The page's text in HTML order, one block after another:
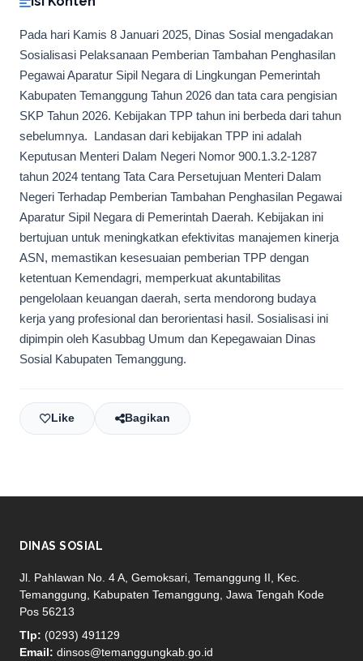
Pada hari Kamis 8 Januari 2025, Dinas Sosial mengadakan
Sosialisasi Pelaksanaan Pemberian Tambahan Penghasilan
Pegawai Aparatur Sipil Negara di Lingkungan Pemerintah
Kabupaten Temanggung Tahun 2026 dan tata cara pengisian
SKP Tahun 2026. Kebijakan TPP tahun ini berbeda dari tahun
sebelumnya. Landasan dari kebijakan TPP ini adalah
Keputusan Menteri Dalam Negeri Nomor 900.1.3.2-1287
tahun 2024 tentang Tata Cara Persetujuan Menteri Dalam
Negeri Terhadap Pemberian Tambahan Penghasilan Pegawai
Aparatur Sipil Negara di Pemerintah Daerah. Kebijakan ini
bertujuan untuk meningkatkan efektivitas manajemen kinerja
ASN, memastikan kesesuaian pemberian TPP dengan
ketentuan Kemendagri, memperkuat akuntabilitas
pengelolaan keuangan daerah, serta mendorong budaya
kerja yang profesional dan berorientasi hasil. Sosialisasi ini
dipimpin oleh Kasubbag Umum dan Kepegawaian Dinas
Sosial Kabupaten Temanggung.
Like Bagikan
DINAS SOSIAL
Jl. Pahlawan No. 4 A, Gemoksari, Temanggung II, Kec.
Temanggung, Kabupaten Temanggung, Jawa Tengah Kode
Pos 56213
Tlp: (0293) 491129
Email: dinsos@temanggungkab.go.id